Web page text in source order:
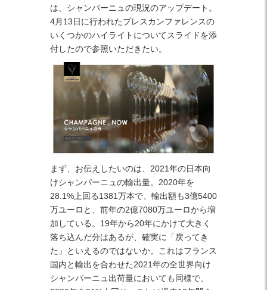
は、シャンパーニュの現況のアップデート。
4月13日に行われたプレスカンファレンスの
いくつかのハイライトについてスライドを添
付したので参照いただきたい。
まず、お伝えしたいのは、2021年の日本向
けシャンパーニュの輸出量。2020年を
28.1%上回る1381万本で、輸出額も3億5400
万ユーロと、前年の2億7080万ユーロから増
加している。19年から20年にかけて大きく
落ち込んだ分はあるが、確実に「戻ってき
た」といえるのではないか。これはフランス
国内と輸出を合わせた2021年の全世界向け
シャンパーニュ出荷量においても同様で、